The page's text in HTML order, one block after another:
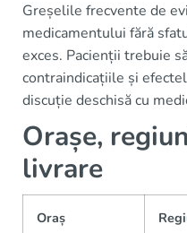
Greșelile frecvente de
medicamentului fără
exces. Pacienții trebuie
contraindicațiile și
discuție deschisă cu
Orașe,
livrare
Oraș